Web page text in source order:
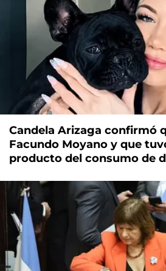
Candela Arizaga confirmó
Facundo Moyano y que
producto del consumo de